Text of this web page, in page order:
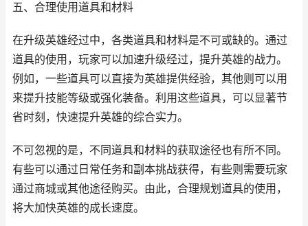
五、合理使用道具和材料
在升级英雄经过中，各类道具和材料是不可或缺的。通过
道具的使用，玩家可以加速升级经过，提升英雄的战力。
例如，一些道具可以直接为英雄提供经验，其他则可以用
来提升技能等级或强化装备。利用这些道具，可以显著节
省时刻，快速提升英雄的综合实力。
不可忽视的是，不同道具和材料的获取途径也有所不同。
有些可以通过日常任务和副本挑战获得，有些则需要玩家
通过商城或其他途径购买。由此，合理规划道具的使用，
将大加快英雄的成长速度。